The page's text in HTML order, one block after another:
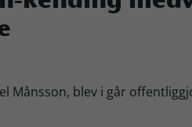
Månsson, blev i går